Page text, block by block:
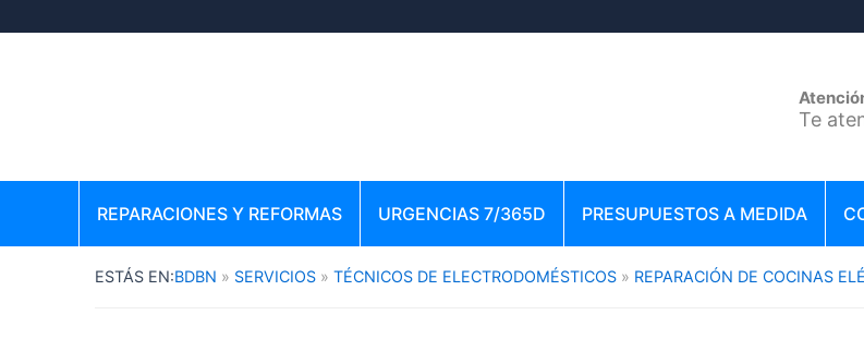
Te
REPARACIONES Y REFORMAS URGENCIAS 7/365D PRESUPUESTOS A MEDIDA
BDBN SERVICIOS TÉCNICOS DE ELECTRODOMÉSTICOS REPARACIÓN DE COCINAS